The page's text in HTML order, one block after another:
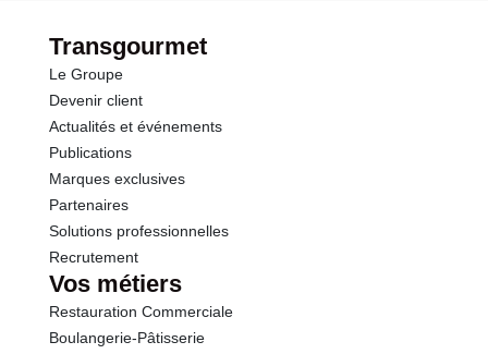
Transgourmet
Le Groupe
Devenir client
Actualités et événements
Publications
Marques exclusives
Partenaires
Solutions professionnelles
Recrutement
Vos métiers
Restauration Commerciale
Boulangerie-Pâtisserie